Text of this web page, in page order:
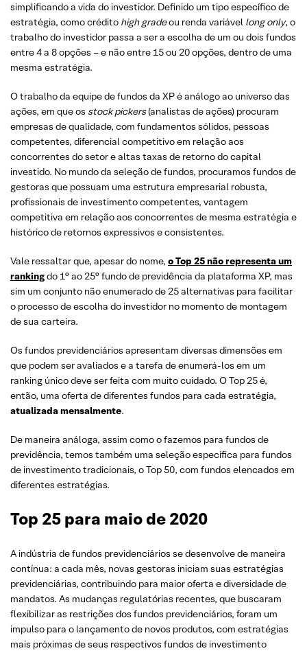
simplificando a vida do investidor. Definido um tipo específico de
estratégia, como crédito high gradeou renda variável long only, o
trabalho do investidor passa a ser a escolha de um ou dois fundos
entre 4 a 8 opções – e não entre 15 ou 20 opções, dentro de uma
mesma estratégia.
O trabalho da equipe de fundos da XP é análogo ao universo das
ações, em que os stock pickers(analistas de ações) procuram
empresas de qualidade, com fundamentos sólidos, pessoas
competentes, diferencial competitivo em relação aos
concorrentes do setor e altas taxas de retorno do capital
investido. No mundo da seleção de fundos, procuramos fundos de
gestoras que possuam uma estrutura empresarial robusta,
profissionais de investimento competentes, vantagem
competitiva em relação aos concorrentes de mesma estratégia e
histórico de retornos expressivos e consistentes.
Vale ressaltar que, apesar do nome, o Top 25 não representa um
rankingdo 1° ao 25° fundo de previdência da plataforma XP, mas
sim um conjunto não enumerado de 25 alternativas para facilitar
o processo de escolha do investidor no momento de montagem
de sua carteira.
Os fundos previdenciários apresentam diversas dimensões em
que podem ser avaliados e a tarefa de enumerá-los em um
ranking único deve ser feita com muito cuidado. O Top 25 é,
então, uma oferta de diferentes fundos para cada estratégia,
atualizada mensalmente.
De maneira análoga, assim como o fazemos para fundos de
previdência, temos também uma seleção específica para fundos
de investimento tradicionais, o Top 50, com fundos elencados em
diferentes estratégias.
Top 25 para maio de 2020
A indústria de fundos previdenciários se desenvolve de maneira
contínua: a cada mês, novas gestoras iniciam suas estratégias
previdenciárias, contribuindo para maior oferta e diversidade de
mandatos. As mudanças regulatórias recentes, que buscaram
flexibilizar as restrições dos fundos previdenciários, foram um
impulso para o lançamento de novos produtos, com estratégias
mais próximas de seus respectivos fundos de investimento